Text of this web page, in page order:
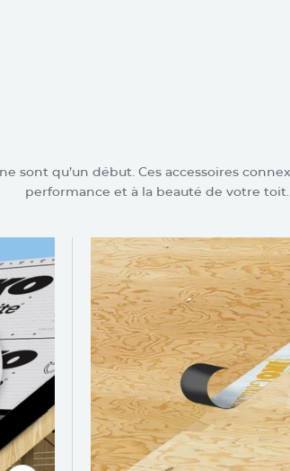
sont qu’un début. Ces accessoires
performance et à la beauté de votre toit.